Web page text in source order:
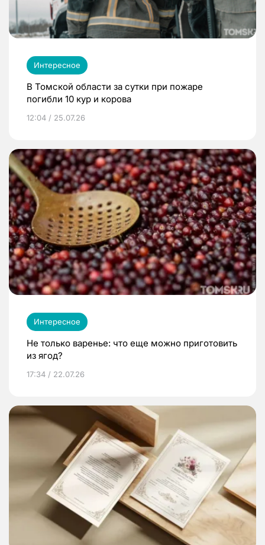
Интересное
В Томской области за сутки при пожаре
погибли 10 кур и корова
12:04 / 25.07.26
Интересное
Не только варенье: что еще можно приготовить
из ягод?
17:34 / 22.07.26